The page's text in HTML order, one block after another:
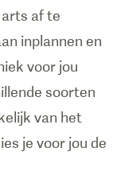
af te
inplannen en
voor jou
soorten
van het
je voor jou de